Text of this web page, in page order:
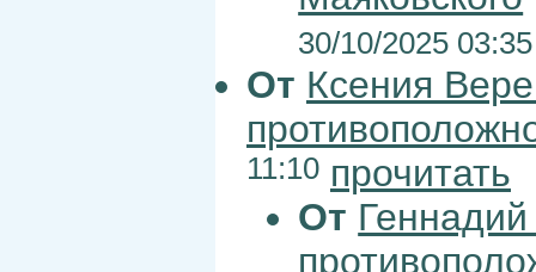
30/10/2025 03:35
От Ксения
11:10 прочитать
От